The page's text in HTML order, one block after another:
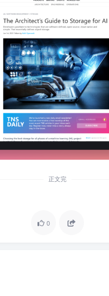
正文完
0